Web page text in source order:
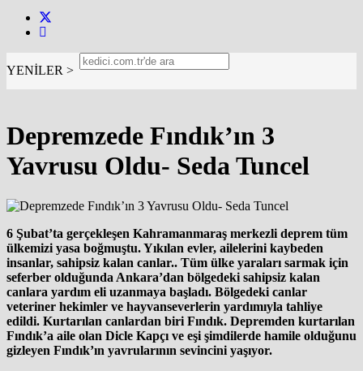
YENİLER >
Depremzede Fındık’ın 3
Yavrusu Oldu- Seda Tuncel
6 Şubat’ta gerçekleşen Kahramanmaraş merkezli deprem tüm
ülkemizi yasa boğmuştu. Yıkılan evler, ailelerini kaybeden
insanlar, sahipsiz kalan canlar.. Tüm ülke yaraları sarmak için
seferber olduğunda Ankara’dan bölgedeki sahipsiz kalan
canlara yardım eli uzanmaya başladı. Bölgedeki canlar
veteriner hekimler ve hayvanseverlerin yardımıyla tahliye
edildi. Kurtarılan canlardan biri Fındık. Depremden kurtarılan
Fındık’a aile olan Dicle Kapçı ve eşi şimdilerde hamile olduğunu
gizleyen Fındık’ın yavrularının sevincini yaşıyor.